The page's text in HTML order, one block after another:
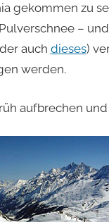
gekommen zu
–
auch dieses)
werden.
aufbrechen